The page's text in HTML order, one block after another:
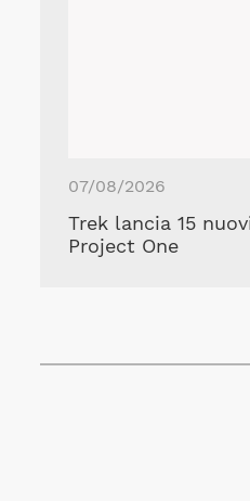
07/08/2026
Trek lancia 15
Project One